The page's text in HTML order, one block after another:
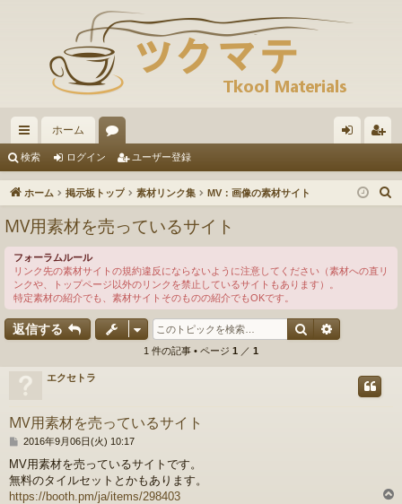
イ
ッ
ン
ク
ホーム
ー
ム
イ ザ
録
検索 ログイン ユーザー登録
ホーム 掲示板トップ 素材リンク集 MV：画像の素材サイト
MV用素材を売っているサイト
フォーラムルール
リンク先の素材サイトの規約違反にならないように注意してください（素材への直リ
ンクや、トップページ以外のリンクを禁止しているサイトもあります）。
特定素材の紹介でも、素材サイトそのものの紹介でもOKです。
返信する 検索
1 件の記事 • ページ 1 ／ 1
エクセトラ
MV用素材を売っているサイト
投
記
事
2016年9月06日(火) 10:17
MV用素材を売っているサイトです。
無料のタイルセットとかもあります。
https://booth.pm/ja/items/298403